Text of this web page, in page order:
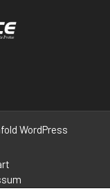
WordPress